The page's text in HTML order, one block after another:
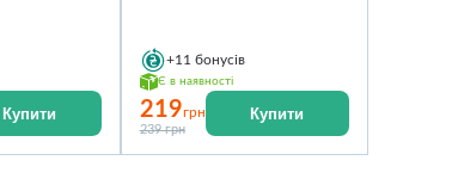
Купити
+11 бонусів
Є в наявності
219грн
239 грн
Купити